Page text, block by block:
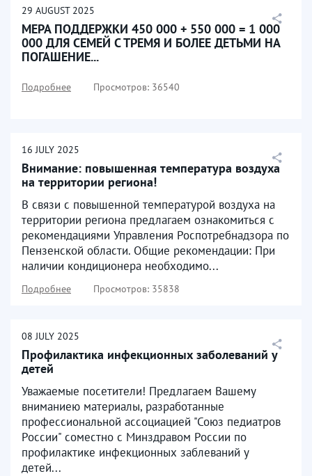
29 AUGUST 2025
МЕРА ПОДДЕРЖКИ 450 000 + 550 000 = 1 000
000 ДЛЯ СЕМЕЙ С ТРЕМЯ И БОЛЕЕ ДЕТЬМИ НА
ПОГАШЕНИЕ...
Подробнее Просмотров: 36540
16 JULY 2025
Внимание: повышенная температура воздуха
на территории региона!
В связи с повышенной температурой воздуха на
территории региона предлагаем ознакомиться с
рекомендациями Управления Роспотребнадзора по
Пензенской области. Общие рекомендации: При
наличии кондиционера необходимо...
Подробнее Просмотров: 35838
08 JULY 2025
Профилактика инфекционных заболеваний у
детей
Уважаемые посетители! Предлагаем Вашему
вниманиею материалы, разработанные
профессиональной ассоциацией "Союз педиатров
России" соместно с Минздравом России по
профилактике инфекционных заблеваний у
детей...